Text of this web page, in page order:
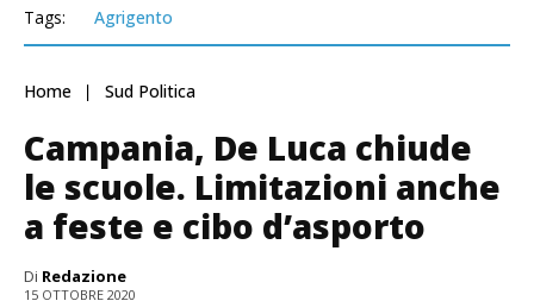
Tags: Agrigento
Home Sud Politica
Campania, De Luca chiude
le scuole. Limitazioni anche
a feste e cibo d’asporto
Di Redazione
15 OTTOBRE 2020